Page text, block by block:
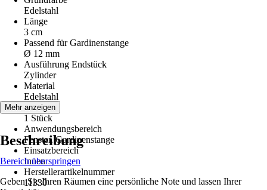
Edelstahl
Länge
3 cm
Passend für Gardinenstange
Ø 12 mm
Ausführung Endstück
Zylinder
Material
Edelstahl
Inhalt
1 Stück
Anwendungsbereich
Fenster, Gardinenstange
Einsatzbereich
Innen
Herstellerartikelnummer
11330
Mehr anzeigen
Beschreibung
Bereich überspringen
Geben Sie Ihren Räumen eine persönliche Note und lassen Ihrer